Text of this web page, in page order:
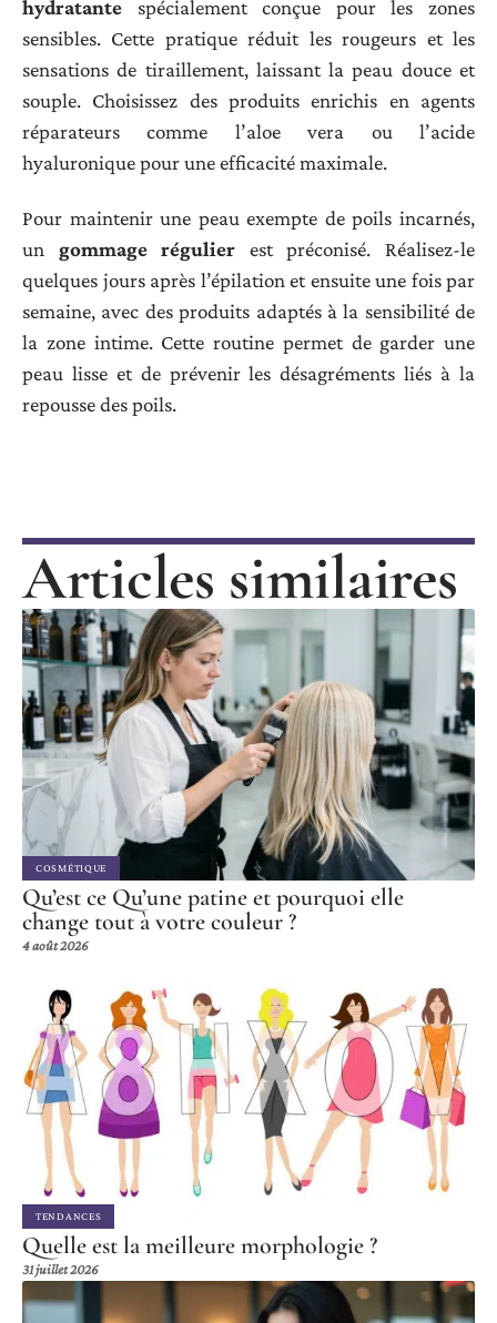
hydratante spécialement conçue pour les zones
sensibles. Cette pratique réduit les rougeurs et les
sensations de tiraillement, laissant la peau douce et
souple. Choisissez des produits enrichis en agents
réparateurs comme l’aloe vera ou l’acide
hyaluronique pour une efficacité maximale.
Pour maintenir une peau exempte de poils incarnés,
un gommage régulier est préconisé. Réalisez-le
quelques jours après l’épilation et ensuite une fois par
semaine, avec des produits adaptés à la sensibilité de
la zone intime. Cette routine permet de garder une
peau lisse et de prévenir les désagréments liés à la
repousse des poils.
Articles similaires
COSMÉTIQUE
Qu’est ce Qu’une patine et pourquoi elle
change tout à votre couleur ?
4 août 2026
TENDANCES
Quelle est la meilleure morphologie ?
31 juillet 2026